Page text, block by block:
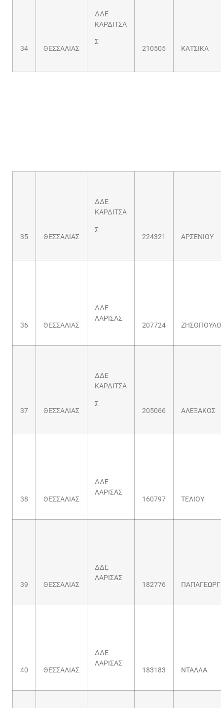
34 ΘΕΣΣΑΛΙΑΣ
ΔΔΕ
ΚΑΡΔΙΤΣΑ
Σ
210505
ΚΑΤΣΙΚΑ
35 ΘΕΣΣΑΛΙΑΣ
ΔΔΕ
ΚΑΡΔΙΤΣΑ
Σ
224321
ΑΡΣΕΝΙΟΥ
36 ΘΕΣΣΑΛΙΑΣ
ΔΔΕ
ΛΑΡΙΣΑΣ
207724
37 ΘΕΣΣΑΛΙΑΣ
ΔΔΕ
ΚΑΡΔΙΤΣΑ
Σ
205066
ΑΛΕΞΑΚΟΣ
38 ΘΕΣΣΑΛΙΑΣ
ΔΔΕ
ΛΑΡΙΣΑΣ
160797
ΤΕΛΙΟΥ
39 ΘΕΣΣΑΛΙΑΣ
ΔΔΕ
ΛΑΡΙΣΑΣ
182776
40 ΘΕΣΣΑΛΙΑΣ
ΔΔΕ
ΛΑΡΙΣΑΣ
183183
ΝΤΑΛΛΑ